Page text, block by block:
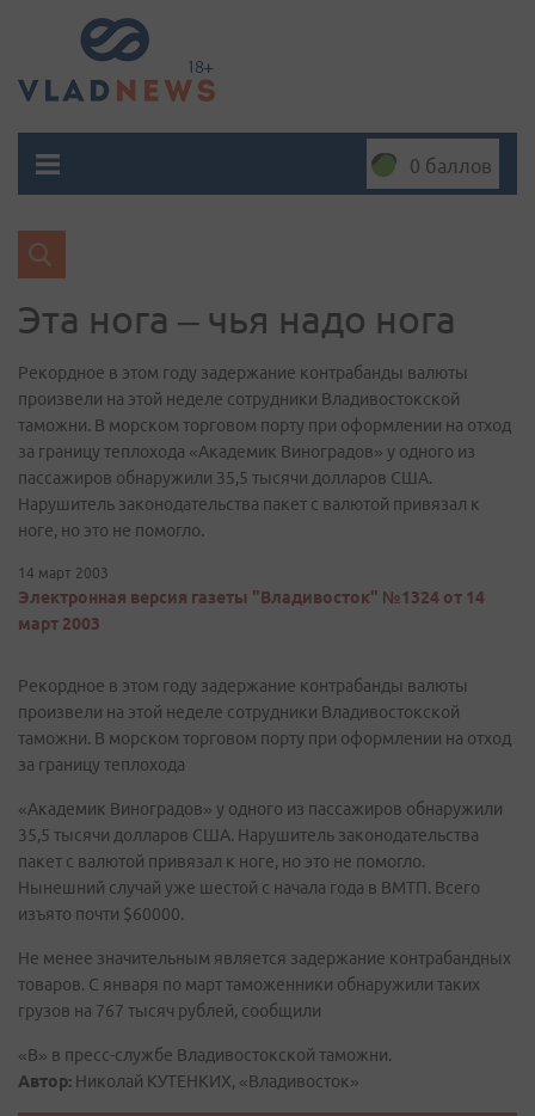
0 баллов
Эта нога – чья надо нога
Рекордное в этом году задержание контрабанды валюты
произвели на этой неделе сотрудники Владивостокской
таможни. В морском торговом порту при оформлении на отход
за границу теплохода «Академик Виноградов» у одного из
пассажиров обнаружили 35,5 тысячи долларов США.
Нарушитель законодательства пакет с валютой привязал к
ноге, но это не помогло.
14 март 2003
Электронная версия газеты "Владивосток" №1324 от 14
март 2003
Рекордное в этом году задержание контрабанды валюты
произвели на этой неделе сотрудники Владивостокской
таможни. В морском торговом порту при оформлении на отход
за границу теплохода
«Академик Виноградов» у одного из пассажиров обнаружили
35,5 тысячи долларов США. Нарушитель законодательства
пакет с валютой привязал к ноге, но это не помогло.
Нынешний случай уже шестой с начала года в ВМТП. Всего
изъято почти $60000.
Не менее значительным является задержание контрабандных
товаров. С января по март таможенники обнаружили таких
грузов на 767 тысяч рублей, сообщили
«В» в пресс-службе Владивостокской таможни.
Автор: Николай КУТЕНКИХ, «Владивосток»